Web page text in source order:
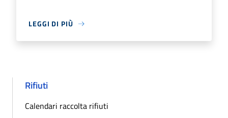
LEGGI DI PIÙ
Rifiuti
Calendari raccolta rifiuti